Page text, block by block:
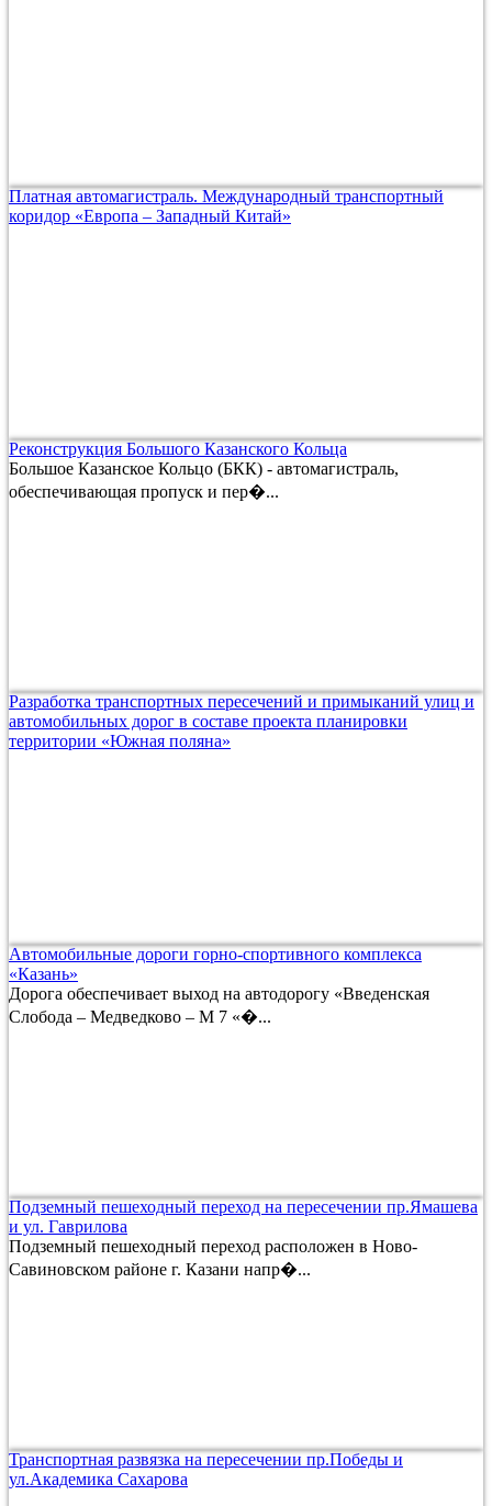
Платная автомагистраль. Международный транспортный
коридор «Европа – Западный Китай»
Реконструкция Большого Казанского Кольца
Большое Казанское Кольцо (БКК) - автомагистраль,
обеспечивающая пропуск и пер�...
Разработка транспортных пересечений и примыканий улиц и
автомобильных дорог в составе проекта планировки
территории «Южная поляна»
Автомобильные дороги горно-спортивного комплекса
«Казань»
Дорога обеспечивает выход на автодорогу «Введенская
Слобода – Медведково – М 7 «�...
Подземный пешеходный переход на пересечении пр.Ямашева
и ул. Гаврилова
Подземный пешеходный переход расположен в Ново-
Савиновском районе г. Казани напр�...
Транспортная развязка на пересечении пр.Победы и
ул.Академика Сахарова